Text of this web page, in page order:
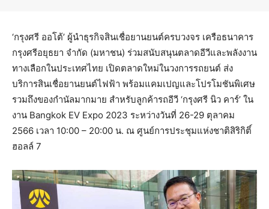
‘กรุงศรี ออโต้’ ผู้นำธุรกิจสินเชื่อยานยนต์ครบวงจร เครือธนาคาร
กรุงศรีอยุธยา จำกัด (มหาชน) ร่วมสนับสนุนตลาดอีวีและพลังงาน
ทางเลือกในประเทศไทย เปิดตลาดใหม่ในวงการรถยนต์ ส่ง
บริการสินเชื่อยานยนต์ไฟฟ้า พร้อมแคมเปญและโปรโมชันพิเศษ
รวมถึงของกำนัลมากมาย สำหรับลูกค้ารถอีวี ‘กรุงศรี นิว คาร์’ ใน
งาน Bangkok EV Expo 2023 ระหว่างวันที่ 26-29 ตุลาคม
2566 เวลา 10:00 – 20:00 น. ณ ศูนย์การประชุมแห่งชาติสิริกิติ์
ฮอลล์ 7